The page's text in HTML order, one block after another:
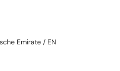
Dior —
Emirate / EN